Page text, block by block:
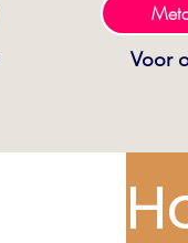
Voor